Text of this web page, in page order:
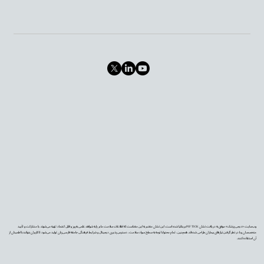
وب‌سایت «دیجی‌پزشک» موفق به دریافت نشان PIF TICK بریتانیا شده است. این نشان معتبر به این معناست که اطلاعات سلامت ما بر پایه شواهد علمی به‌روز و قابل اعتماد تهیه می‌شوند، با مشارکت و تأیید
متخصصان و با در نظر گرفتن نیازهای بیماران طراحی شده‌اند. همچنین، تمام محتوا با توجه به سطح سواد سلامت، دسترس‌پذیری دیجیتال و شرایط فرهنگی جامعه فارسی‌زبان تولید می‌شود تا کاربران بتوانند با اطمینان از
آن استفاده کنند.